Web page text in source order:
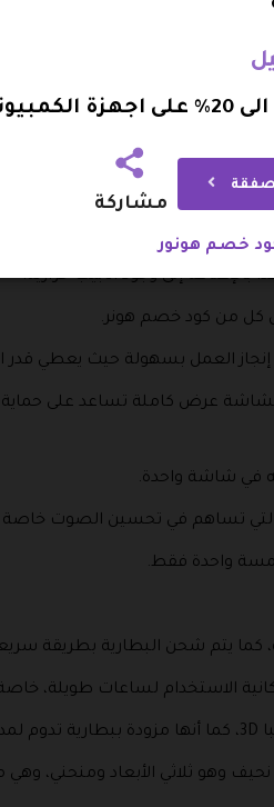
تسجيل الدخول إلى المتجر الذي
وهي على النحو التالي:
مع تصميم رائع حقا وايضا يشمل
يشمل كود خصم هونور.
بالإضافة إلى وجود أنابيب حرارية.
كل من كود خصم هونر.
إنجاز العمل بسهولة حيث يعطي قدر
بشاشة عرض كاملة تساعد على
في شاشة واحدة.
واحدة فقط.
كما يتم شحن البطارية بطريقة
الاستخدام لساعات طويلة،
وهو ثلاثي الأبعاد ومنحني،
مشاركة
خصم هونور